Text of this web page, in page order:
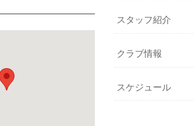
スタッフ紹介
クラブ情報
スケジュール